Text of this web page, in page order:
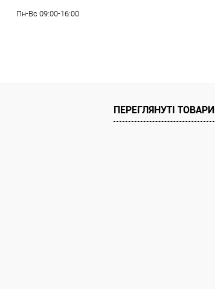
Пн-Вс 09:00-16:00
ПЕРЕГЛЯНУТІ ТОВАРИ